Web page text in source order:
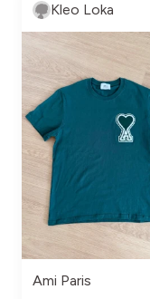
Kleo Loka
Ami Paris